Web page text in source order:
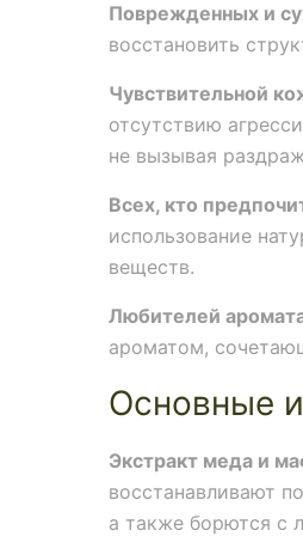
Поврежденных и
восстановить
Чувствительной
отсутствию
не вызывая
Всех, кто
использование
веществ.
Любителей
ароматом,
Основные
Экстракт меда и
восстанавливают
а также борются с